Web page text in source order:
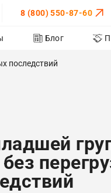
8 (800) 550-87-60
Блог
последствий